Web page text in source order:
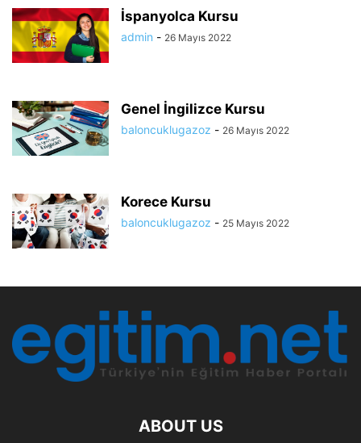
İspanyolca Kursu
admin - 26 Mayıs 2022
Genel İngilizce Kursu
baloncuklugazoz - 26 Mayıs 2022
Korece Kursu
baloncuklugazoz - 25 Mayıs 2022
ABOUT US